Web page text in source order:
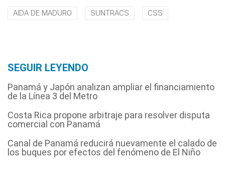
AIDA DE MADURO SUNTRACS CSS
SEGUIR LEYENDO
Panamá y Japón analizan ampliar el financiamiento
de la Línea 3 del Metro
Costa Rica propone arbitraje para resolver disputa
comercial con Panamá
Canal de Panamá reducirá nuevamente el calado de
los buques por efectos del fenómeno de El Niño